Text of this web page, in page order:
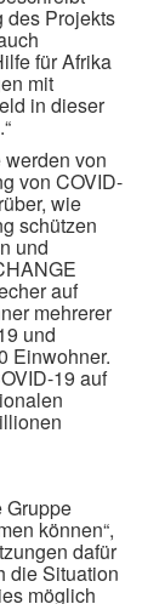
des Projekts
für Afrika
mit
in dieser
von
von COVID-
wie
schützen
und
auf
mehrerer
und
Einwohner.
19 auf
Gruppe
können“,
dafür
die Situation
möglich